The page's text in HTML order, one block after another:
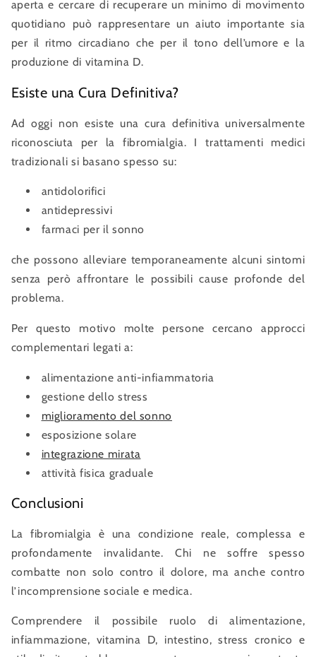
aperta e cercare di recuperare un minimo di movimento
quotidiano può rappresentare un aiuto importante sia
per il ritmo circadiano che per il tono dell’umore e la
produzione di vitamina D.
Esiste una Cura Definitiva?
Ad oggi non esiste una cura definitiva universalmente
riconosciuta per la fibromialgia. I trattamenti medici
tradizionali si basano spesso su:
antidolorifici
antidepressivi
farmaci per il sonno
che possono alleviare temporaneamente alcuni sintomi
senza però affrontare le possibili cause profonde del
problema.
Per questo motivo molte persone cercano approcci
complementari legati a:
alimentazione anti-infiammatoria
gestione dello stress
miglioramento del sonno
esposizione solare
integrazione mirata
attività fisica graduale
Conclusioni
La fibromialgia è una condizione reale, complessa e
profondamente invalidante. Chi ne soffre spesso
combatte non solo contro il dolore, ma anche contro
l’incomprensione sociale e medica.
Comprendere il possibile ruolo di alimentazione,
infiammazione, vitamina D, intestino, stress cronico e